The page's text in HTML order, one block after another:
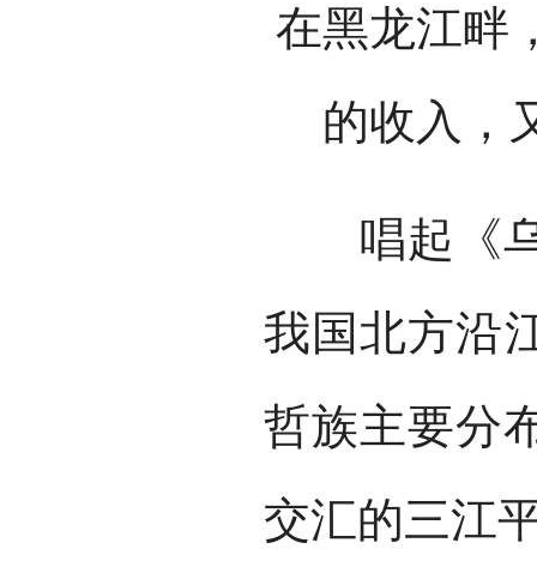
在黑龙江畔
的收入，
唱起《乌
我国北方沿
哲族主要分
交汇的三江